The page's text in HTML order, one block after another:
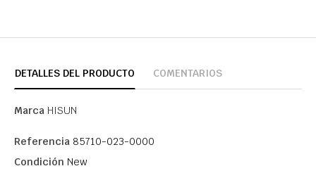
DETALLES DEL PRODUCTO COMENTARIOS
Marca HISUN
Referencia 85710-023-0000
Condición New